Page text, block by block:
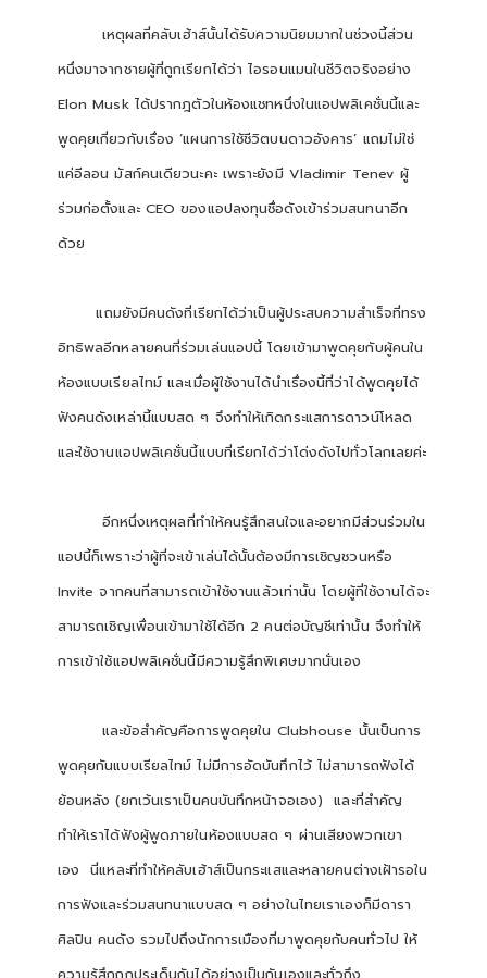
เหตุผลที่คลับเฮ้าส์นั้นได้รับความนิยมมากในช่วงนี้ส่วน
หนึ่งมาจากชายผู้ที่ถูกเรียกได้ว่า ไอรอนแมนในชีวิตจริงอย่าง
Elon Musk ได้ปรากฎตัวในห้องแชทหนึ่งในแอปพลิเคชั่นนี้และ
พูดคุยเกี่ยวกับเรื่อง ‘แผนการใช้ชีวิตบนดาวอังคาร’ แถมไม่ใช่
แค่อีลอน มัสก์คนเดียวนะคะ เพราะยังมี Vladimir Tenev ผู้
ร่วมก่อตั้งและ CEO ของแอปลงทุนชื่อดังเข้าร่วมสนทนาอีก
ด้วย
แถมยังมีคนดังที่เรียกได้ว่าเป็นผู้ประสบความสำเร็จที่ทรง
อิทธิพลอีกหลายคนที่ร่วมเล่นแอปนี้ โดยเข้ามาพูดคุยกับผู้คนใน
ห้องแบบเรียลไทม์ และเมื่อผู้ใช้งานได้นำเรื่องนี้ที่ว่าได้พูดคุยได้
ฟังคนดังเหล่านี้แบบสด ๆ จึงทำให้เกิดกระแสการดาวน์โหลด
และใช้งานแอปพลิเคชั่นนี้แบบที่เรียกได้ว่าโด่งดังไปทั่วโลกเลยค่ะ
อีกหนึ่งเหตุผลที่ทำให้คนรู้สึกสนใจและอยากมีส่วนร่วมใน
แอปนี้ก็เพราะว่าผู้ที่จะเข้าเล่นได้นั้นต้องมีการเชิญชวนหรือ
Invite จากคนที่สามารถเข้าใช้งานแล้วเท่านั้น โดยผู้ที่ใช้งานได้จะ
สามารถเชิญเพื่อนเข้ามาใช้ได้อีก 2 คนต่อบัญชีเท่านั้น จึงทำให้
การเข้าใช้แอปพลิเคชั่นนี้มีความรู้สึกพิเศษมากนั่นเอง
และข้อสำคัญคือการพูดคุยใน Clubhouse นั้นเป็นการ
พูดคุยกันแบบเรียลไทม์ ไม่มีการอัดบันทึกไว้ ไม่สามารถฟังได้
ย้อนหลัง (ยกเว้นเราเป็นคนบันทึกหน้าจอเอง) และที่สำคัญ
ทำให้เราได้ฟังผู้พูดภายในห้องแบบสด ๆ ผ่านเสียงพวกเขา
เอง นี่แหละที่ทำให้คลับเฮ้าส์เป็นกระแสและหลายคนต่างเฝ้ารอใน
การฟังและร่วมสนทนาแบบสด ๆ อย่างในไทยเราเองก็มีดารา
ศิลปิน คนดัง รวมไปถึงนักการเมืองที่มาพูดคุยกับคนทั่วไป ให้